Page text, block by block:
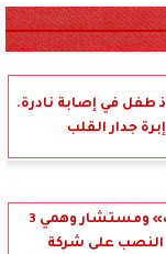
طفل في إصابة نادرة.
جدار القلب
حبس «لواء مزيف» ومستشار وهمي 3
على شركة